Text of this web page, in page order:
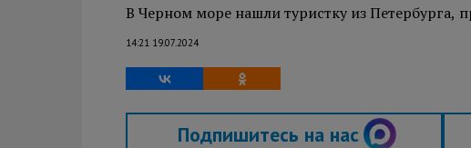
В Черном море нашли туристку из Петербурга,
14:21 19.07.2024
Подпишитесь на нас